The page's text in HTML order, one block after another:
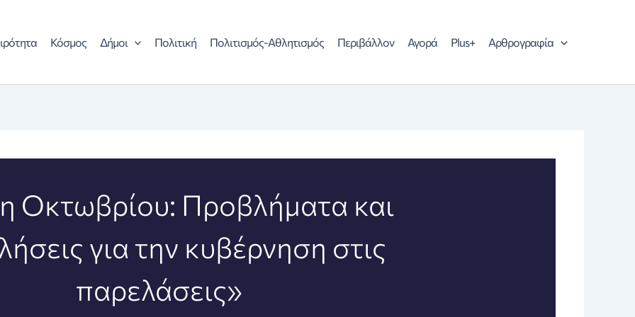
Κόσμος Δήμοι Πολιτική Πολιτισμός-Αθλητισμός Περιβάλλον Αγορά Plus+ Αρθρογραφία
Οκτωβρίου: Προβλήματα και
για την κυβέρνηση στις
παρελάσεις»